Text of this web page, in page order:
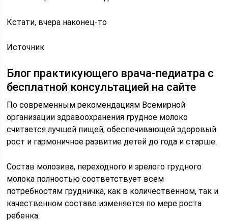
Кстати, вчера наконец-то
Источник
Блог практикующего врача-педиатра с
бесплатной консультацией на сайте
По современным рекомендациям Всемирной
организации здравоохранения грудное молоко
считается лучшей пищей, обеспечивающей здоровый
рост и гармоничное развитие детей до года и старше.
Состав молозива, переходного и зрелого грудного
молока полностью соответствует всем
потребностям грудничка, как в количественном, так и
качественном составе изменяется по мере роста
ребенка.